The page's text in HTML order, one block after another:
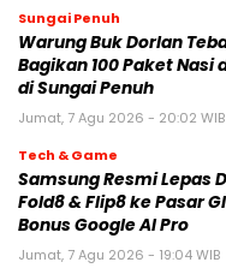
Sungai Penuh
Warung Buk Dorlan
Bagikan 100 Paket Nasi
di Sungai Penuh
Jumat, 7 Agu 2026 - 20:02 WIB
Tech & Game
Samsung Resmi Lepas
Fold8 & Flip8 ke Pasar
Bonus Google AI Pro
Jumat, 7 Agu 2026 - 19:04 WIB